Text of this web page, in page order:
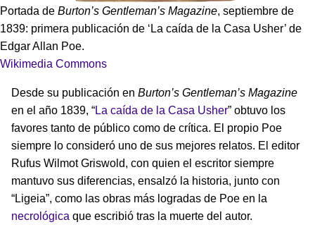
Portada de Burton’s Gentleman’s Magazine, septiembre de
1839: primera publicación de ‘La caída de la Casa Usher’ de
Edgar Allan Poe.
Wikimedia Commons
Desde su publicación en Burton’s Gentleman’s Magazine
en el año 1839, “La caída de la Casa Usher” obtuvo los
favores tanto de público como de crítica. El propio Poe
siempre lo consideró uno de sus mejores relatos. El editor
Rufus Wilmot Griswold, con quien el escritor siempre
mantuvo sus diferencias, ensalzó la historia, junto con
“Ligeia”, como las obras más logradas de Poe en la
necrológica que escribió tras la muerte del autor.